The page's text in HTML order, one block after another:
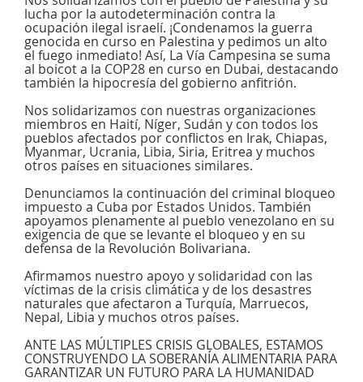
lucha por la autodeterminación contra la
ocupación ilegal israelí. ¡Condenamos la guerra
genocida en curso en Palestina y pedimos un alto
el fuego inmediato! Así, La Vía Campesina se suma
al boicot a la COP28 en curso en Dubai, destacando
también la hipocresía del gobierno anfitrión.
Nos solidarizamos con nuestras organizaciones
miembros en Haití, Níger, Sudán y con todos los
pueblos afectados por conflictos en Irak, Chiapas,
Myanmar, Ucrania, Libia, Siria, Eritrea y muchos
otros países en situaciones similares.
Denunciamos la continuación del criminal bloqueo
impuesto a Cuba por Estados Unidos. También
apoyamos plenamente al pueblo venezolano en su
exigencia de que se levante el bloqueo y en su
defensa de la Revolución Bolivariana.
Afirmamos nuestro apoyo y solidaridad con las
víctimas de la crisis climática y de los desastres
naturales que afectaron a Turquía, Marruecos,
Nepal, Libia y muchos otros países.
ANTE LAS MÚLTIPLES CRISIS GLOBALES, ESTAMOS
CONSTRUYENDO LA SOBERANÍA ALIMENTARIA PARA
GARANTIZAR UN FUTURO PARA LA HUMANIDAD